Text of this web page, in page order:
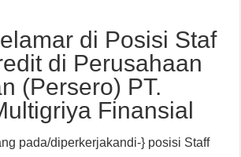
di Posisi Staf
di Perusahaan
(Persero) PT.
Finansial
pada/diperkerjakandi-} posisi Staff